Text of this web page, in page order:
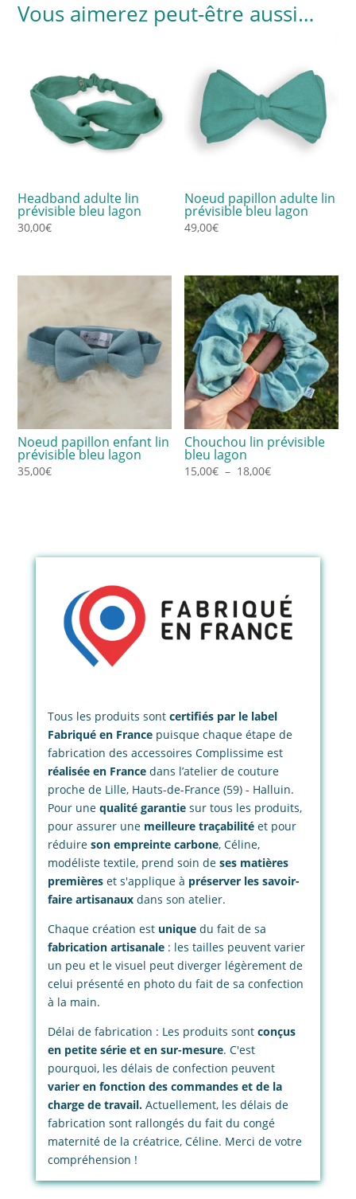
Vous aimerez peut-être aussi…
Headband adulte lin
prévisible bleu lagon
30,00€
Noeud papillon adulte lin
prévisible bleu lagon
49,00€
Noeud papillon enfant lin
prévisible bleu lagon
35,00€
Chouchou lin prévisible
bleu lagon
15,00€ – 18,00€Plage
à
Tous les produits sont certifiés par le label
Fabriqué en Francepuisque chaque étape de
fabrication des accessoires Complissime est
réalisée en France dans l’atelier de couture
proche de Lille, Hauts-de-France (59) - Halluin.
Pour unequalité garantiesur tous les produits,
pour assurer une meilleure traçabilitéet pour
réduire son empreinte carbone, Céline,
modéliste textile, prend soin de ses matières
premières et s'applique à préserver les savoir-
faire artisanauxdans son atelier.
Chaque création est uniquedu fait de sa
fabrication artisanale: les tailles peuvent varier
un peu et le visuel peut diverger légèrement de
celui présenté en photo du fait de sa confection
à la main.
Délai de fabrication : Les produits sont conçus
en petite série et en sur-mesure. C'est
pourquoi, les délais de confection peuvent
varier en fonction des commandes et de la
charge de travail.Actuellement, les délais de
fabrication sont rallongés du fait du congé
maternité de la créatrice, Céline. Merci de votre
compréhension !